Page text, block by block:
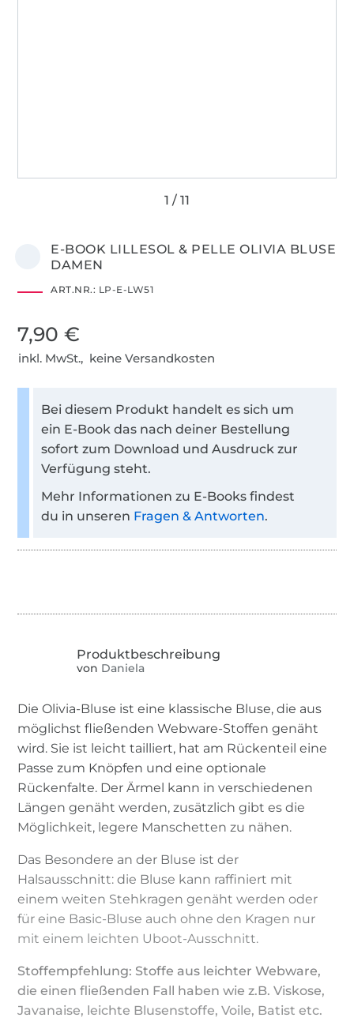
E-BOOK LILLESOL & PELLE OLIVIA BLUSE
DAMEN
ART.NR.: LP-E-LW51
7,90 €
inkl. MwSt., keine Versandkosten
Bei diesem Produkt handelt es sich um
ein E-Book das nach deiner Bestellung
sofort zum Download und Ausdruck zur
Verfügung steht.
Mehr Informationen zu E-Books findest
du in unseren Fragen & Antworten.
von Daniela
Die Olivia-Bluse ist eine klassische Bluse, die aus
möglichst fließenden Webware-Stoffen genäht
wird. Sie ist leicht tailliert, hat am Rückenteil eine
Passe zum Knöpfen und eine optionale
Rückenfalte. Der Ärmel kann in verschiedenen
Längen genäht werden, zusätzlich gibt es die
Möglichkeit, legere Manschetten zu nähen.
Das Besondere an der Bluse ist der
Halsausschnitt: die Bluse kann raffiniert mit
einem weiten Stehkragen genäht werden oder
für eine Basic-Bluse auch ohne den Kragen nur
mit einem leichten Uboot-Ausschnitt.
Stoffempfehlung: Stoffe aus leichter Webware,
die einen fließenden Fall haben wie z.B. Viskose,
Javanaise, leichte Blusenstoffe, Voile, Batist etc.